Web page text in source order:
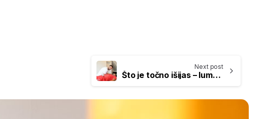
Next post
Što je točno išijas – lumboishijalgija